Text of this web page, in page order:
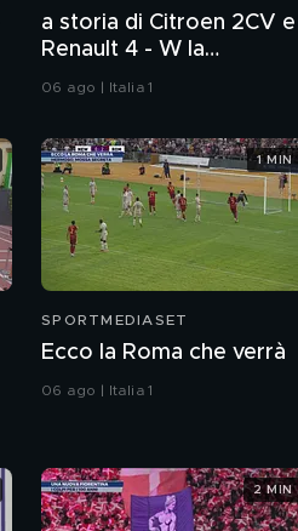
a storia di Citroen 2CV e
Renault 4 - W la
rivoluzione
06 ago | Italia 1
SPORTMEDIASET
Ecco la Roma che verrà
06 ago | Italia 1
1 MIN
2 MIN